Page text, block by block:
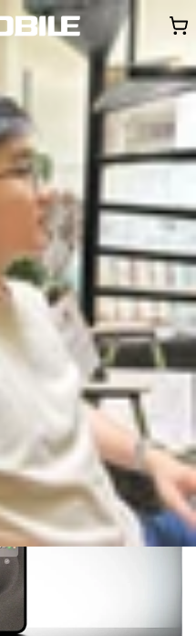
So SánhTư vấn
Thông báoKhách
dùng iPhone
lợi từ iOS